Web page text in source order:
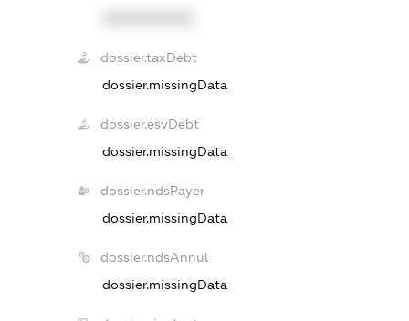
dossier.taxDebt
dossier.missingData
dossier.esvDebt
dossier.missingData
dossier.ndsPayer
dossier.missingData
dossier.ndsAnnul
dossier.missingData